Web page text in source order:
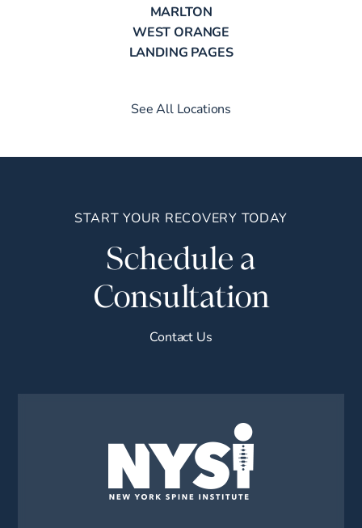
MARLTON
WEST ORANGE
LANDING PAGES
See All Locations
START YOUR RECOVERY TODAY
Schedule a
Consultation
Contact Us